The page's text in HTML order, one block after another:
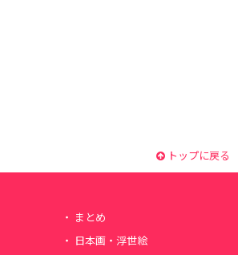
トップに戻る
まとめ
日本画・浮世絵